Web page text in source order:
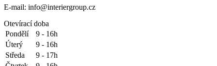
E-mail: info@interiergroup.cz
Otevírací doba
Pondělí
9 - 16h
Úterý
9 - 16h
Středa
9 - 17h